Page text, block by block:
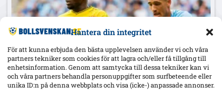
Hantera din integritet
För att kunna erbjuda den bästa upplevelsen använder vi och våra
partners tekniker som cookies för att lagra och/eller få tillgång till
enhetsinformation. Genom att samtycka till dessa tekniker kan vi
och våra partners behandla personuppgifter som surfbeteende eller
unika ID:n på denna webbplats och visa (icke-) anpassade annonser.